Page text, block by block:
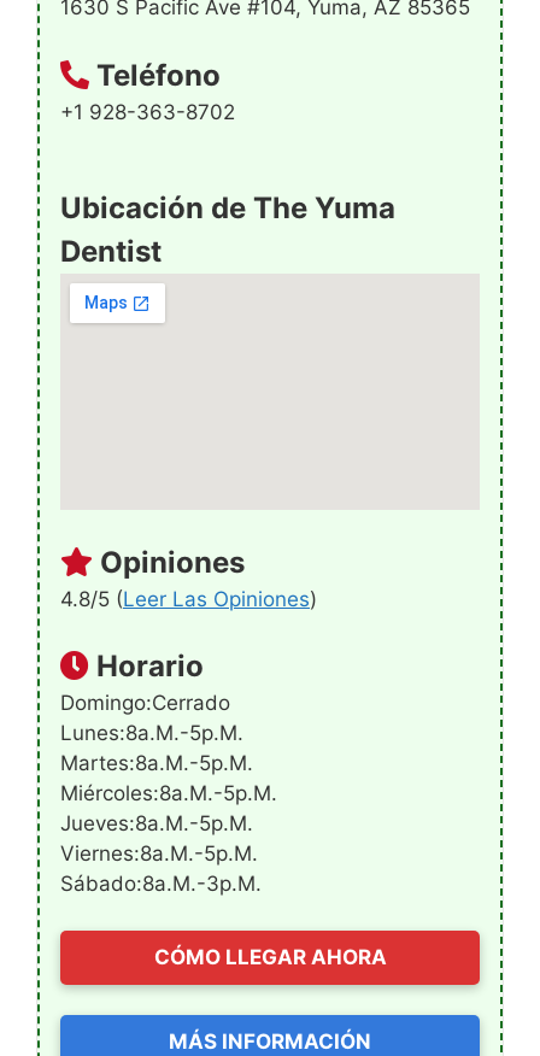
1630 S Pacific Ave #104, Yuma, AZ 85365
Teléfono
+1 928-363-8702
Ubicación de The Yuma
Dentist
Opiniones
4.8/5 (Leer Las Opiniones)
Horario
Domingo:Cerrado
Lunes:8a.m.-5p.m.
Martes:8a.m.-5p.m.
Miércoles:8a.m.-5p.m.
Jueves:8a.m.-5p.m.
Viernes:8a.m.-5p.m.
Sábado:8a.m.-3p.m.
CÓMO LLEGAR AHORA
MÁS INFORMACIÓN